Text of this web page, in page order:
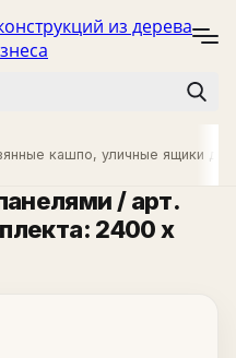
кашпо, уличные ящики для
/ арт.
2400 х